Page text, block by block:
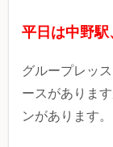
平日は中野
グループレッ
ースがありま
ンがあります。